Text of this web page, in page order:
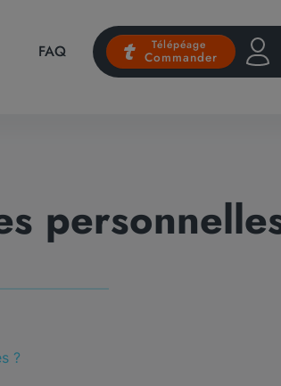
FAQ Télépéage
Commander
?